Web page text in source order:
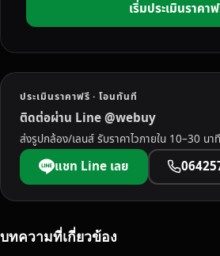
เริ่มประเมินราคา
ประเมินราคาฟรี · โอนทันที
ติดต่อผ่าน Line @webuy
ส่งรูปกล้อง/เลนส์ รับราคาไวภายใน 10–30 นาที
แชท Line เลย
บทความที่เกี่ยวข้อง